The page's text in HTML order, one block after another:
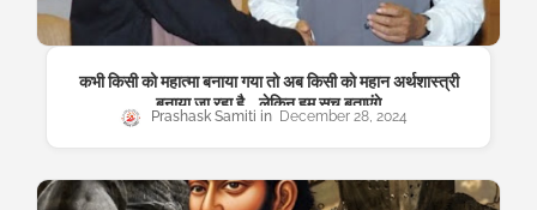
कभी किसी को महात्मा बनाया गया तो अब किसी को महान अर्थशास्त्री
बनाया जा रहा है... लेकिन हम सच बताएंगे
Prashask Samiti December 28, 2024